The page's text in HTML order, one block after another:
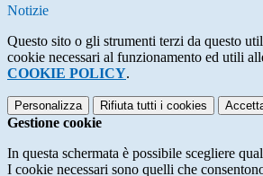
Notizie
Questo sito o gli strumenti terzi da questo
cookie necessari al funzionamento ed utili
COOKIE POLICY.
Personalizza Rifiuta tutti i cookies
Gestione cookie
In questa schermata è possibile scegliere
I cookie necessari sono quelli che